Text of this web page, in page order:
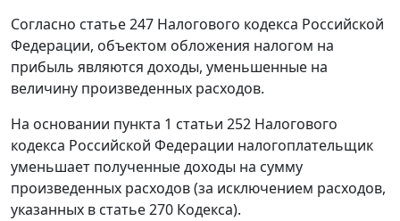
Согласно статье 247 Налогового кодекса Российской
Федерации, объектом обложения налогом на
прибыль являются доходы, уменьшенные на
величину произведенных расходов.
На основании пункта 1 статьи 252 Налогового
кодекса Российской Федерации налогоплательщик
уменьшает полученные доходы на сумму
произведенных расходов (за исключением расходов,
указанных в статье 270 Кодекса).